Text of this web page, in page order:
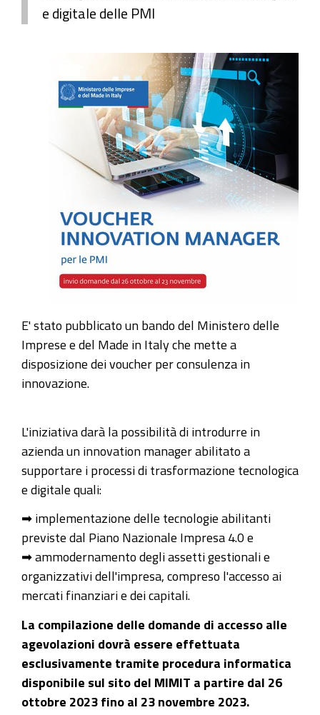
e digitale delle PMI
E' stato pubblicato un bando del Ministero delle
Imprese e del Made in Italy che mette a
disposizione dei voucher per consulenza in
innovazione.
L'iniziativa darà la possibilità di introdurre in
azienda un innovation manager abilitato a
supportare i processi di trasformazione tecnologica
e digitale quali:
➡ implementazione delle tecnologie abilitanti
previste dal Piano Nazionale Impresa 4.0 e
➡ ammodernamento degli assetti gestionali e
organizzativi dell'impresa, compreso l'accesso ai
mercati finanziari e dei capitali.
La compilazione delle domande di accesso alle
agevolazioni dovrà essere effettuata
esclusivamente tramite procedura informatica
disponibile sul sito del MIMIT a partire dal 26
ottobre 2023 fino al 23 novembre 2023.